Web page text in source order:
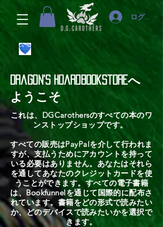
ログイン
Dragon's HoardBookstoreへ
ようこそ
これは、DGCarothersのすべての本のワ
ンストップショップです。
すべての販売はPayPalを介して行われま
すが、支払うためにアカウントを持って
いる必要はありません。あなたはそれら
を通してあなたのクレジットカードを使
うことができます。すべての電子書籍
は、Bookfunnelを通じて国際的に配布さ
れています。書籍をどの形式で読みたい
か、どのデバイスで読みたいかを選択で
きます。